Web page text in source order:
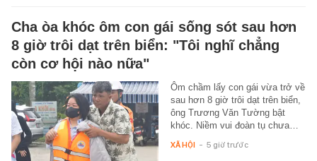
Cha òa khóc ôm con gái sống sót sau hơn
8 giờ trôi dạt trên biển: "Tôi nghĩ chẳng
còn cơ hội nào nữa"
Ôm chầm lấy con gái vừa trở về
sau hơn 8 giờ trôi dạt trên biển,
ông Trương Văn Tường bật
khóc. Niềm vui đoàn tụ chưa…
XÃ HỘI - 5 giờ trước